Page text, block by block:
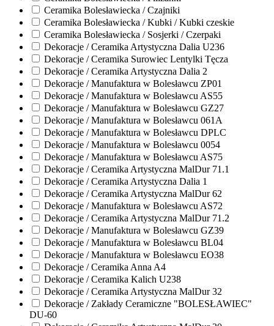
Ceramika Bolesławiecka / Czajniki
Ceramika Bolesławiecka / Kubki / Kubki czeskie
Ceramika Bolesławiecka / Sosjerki / Czerpaki
Dekoracje / Ceramika Artystyczna Dalia U236
Dekoracje / Ceramika Surowiec Lentylki Tęcza
Dekoracje / Ceramika Artystyczna Dalia 2
Dekoracje / Manufaktura w Bolesławcu ZP01
Dekoracje / Manufaktura w Bolesławcu AS55
Dekoracje / Manufaktura w Bolesławcu GZ27
Dekoracje / Manufaktura w Bolesławcu 061A
Dekoracje / Manufaktura w Bolesławcu DPLC
Dekoracje / Manufaktura w Bolesławcu 0054
Dekoracje / Manufaktura w Bolesławcu AS75
Dekoracje / Ceramika Artystyczna MalDur 71.1
Dekoracje / Ceramika Artystyczna Dalia 1
Dekoracje / Ceramika Artystyczna MalDur 62
Dekoracje / Manufaktura w Bolesławcu AS72
Dekoracje / Ceramika Artystyczna MalDur 71.2
Dekoracje / Manufaktura w Bolesławcu GZ39
Dekoracje / Manufaktura w Bolesławcu BL04
Dekoracje / Manufaktura w Bolesławcu EO38
Dekoracje / Ceramika Anna A4
Dekoracje / Ceramika Kalich U238
Dekoracje / Ceramika Artystyczna MalDur 32
Dekoracje / Zakłady Ceramiczne "BOLESŁAWIEC"
DU-60